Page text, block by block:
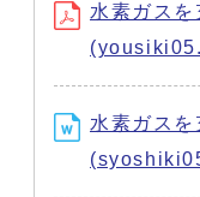
水素ガス
水素ガス